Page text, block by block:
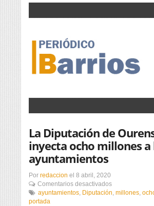
La Diputación de
inyecta ocho millones a
ayuntamientos
Por redaccion el 8 abril, 2020
Comentarios desactivadosen
La
ayuntamientos, Diputación, millones,
portada